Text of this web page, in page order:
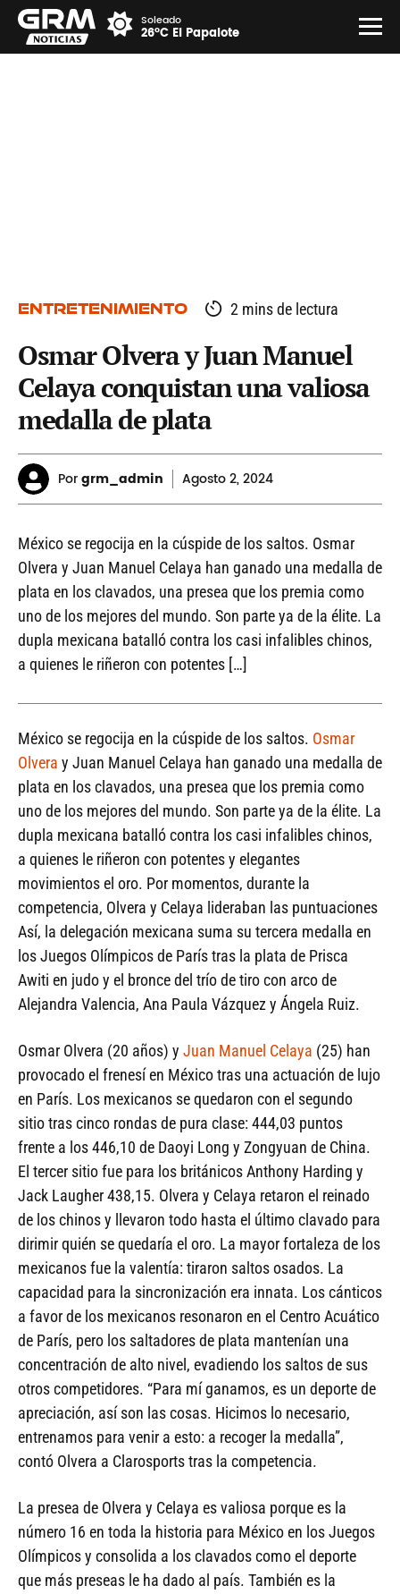
Soleado
26°C El Papalote
ENTRETENIMIENTO 2 mins de lectura
Osmar Olvera y Juan Manuel
Celaya conquistan una valiosa
medalla de plata
Porgrm_admin Agosto2, 2024
México se regocija en la cúspide de los saltos. Osmar
Olvera y Juan Manuel Celaya han ganado una medalla de
plata en los clavados, una presea que los premia como
uno de los mejores del mundo. Son parte ya de la élite. La
dupla mexicana batalló contra los casi infalibles chinos,
a quienes le riñeron con potentes […]
México se regocija en la cúspide de los saltos. Osmar
Olvera y Juan Manuel Celaya han ganado una medalla de
plata en los clavados, una presea que los premia como
uno de los mejores del mundo. Son parte ya de la élite. La
dupla mexicana batalló contra los casi infalibles chinos,
a quienes le riñeron con potentes y elegantes
movimientos el oro. Por momentos, durante la
competencia, Olvera y Celaya lideraban las puntuaciones
Así, la delegación mexicana suma su tercera medalla en
los Juegos Olímpicos de París tras la plata de Prisca
Awiti en judo y el bronce del trío de tiro con arco de
Alejandra Valencia, Ana Paula Vázquez y Ángela Ruiz.
Osmar Olvera (20 años) y Juan Manuel Celaya (25) han
provocado el frenesí en México tras una actuación de lujo
en París. Los mexicanos se quedaron con el segundo
sitio tras cinco rondas de pura clase: 444,03 puntos
frente a los 446,10 de Daoyi Long y Zongyuan de China.
El tercer sitio fue para los británicos Anthony Harding y
Jack Laugher 438,15. Olvera y Celaya retaron el reinado
de los chinos y llevaron todo hasta el último clavado para
dirimir quién se quedaría el oro. La mayor fortaleza de los
mexicanos fue la valentía: tiraron saltos osados. La
capacidad para la sincronización era innata. Los cánticos
a favor de los mexicanos resonaron en el Centro Acuático
de París, pero los saltadores de plata mantenían una
concentración de alto nivel, evadiendo los saltos de sus
otros competidores. “Para mí ganamos, es un deporte de
apreciación, así son las cosas. Hicimos lo necesario,
entrenamos para venir a esto: a recoger la medalla”,
contó Olvera a Clarosports tras la competencia.
La presea de Olvera y Celaya es valiosa porque es la
número 16 en toda la historia para México en los Juegos
Olímpicos y consolida a los clavados como el deporte
que más preseas le ha dado al país. También es la